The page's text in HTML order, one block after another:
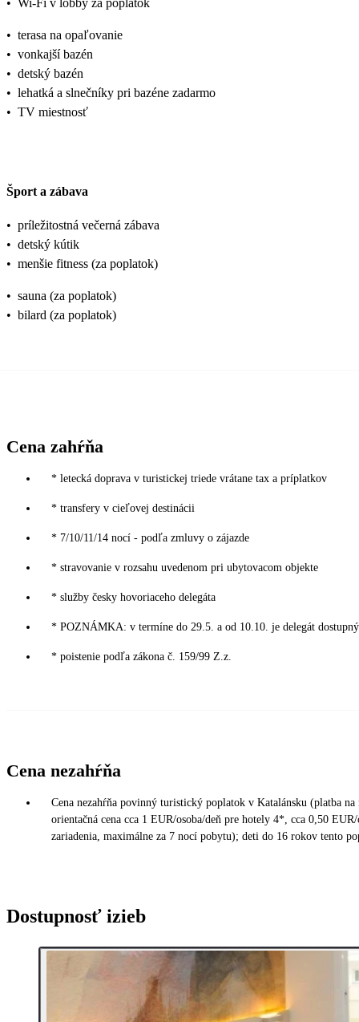
• Wi-Fi v lobby za poplatok
• terasa na opaľovanie
• vonkajší bazén
• detský bazén
• lehatká a slnečníky pri bazéne zadarmo
• TV miestnosť
Šport a zábava
• príležitostná večerná zábava
• detský kútik
• menšie fitness (za poplatok)
• sauna (za poplatok)
• bilard (za poplatok)
Cena zahŕňa
* letecká doprava v turistickej triede vrátane tax a príplatkov
* transfery v cieľovej destinácii
* 7/10/11/14 nocí - podľa zmluvy o zájazde
* stravovanie v rozsahu uvedenom pri ubytovacom objekte
* služby česky hovoriaceho delegáta
* POZNÁMKA: v termíne do 29.5. a od 10.10. je delegát
* poistenie podľa zákona č. 159/99 Z.z.
Cena nezahŕňa
Cena nezahŕňa povinný turistický poplatok v Katalánsku (platba
orientačná cena cca 1 EUR/osoba/deň pre hotely 4*, cca 0,50
zariadenia, maximálne za 7 nocí pobytu); deti do 16 rokov tento
Dostupnosť izieb